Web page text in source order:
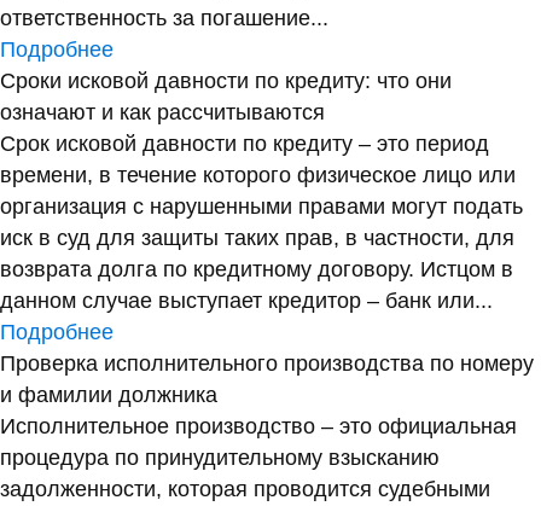
ответственность за погашение...
Подробнее
Сроки исковой давности по кредиту: что они
означают и как рассчитываются
Срок исковой давности по кредиту – это период
времени, в течение которого физическое лицо или
организация с нарушенными правами могут подать
иск в суд для защиты таких прав, в частности, для
возврата долга по кредитному договору. Истцом в
данном случае выступает кредитор – банк или...
Подробнее
Проверка исполнительного производства по номеру
и фамилии должника
Исполнительное производство – это официальная
процедура по принудительному взысканию
задолженности, которая проводится судебными